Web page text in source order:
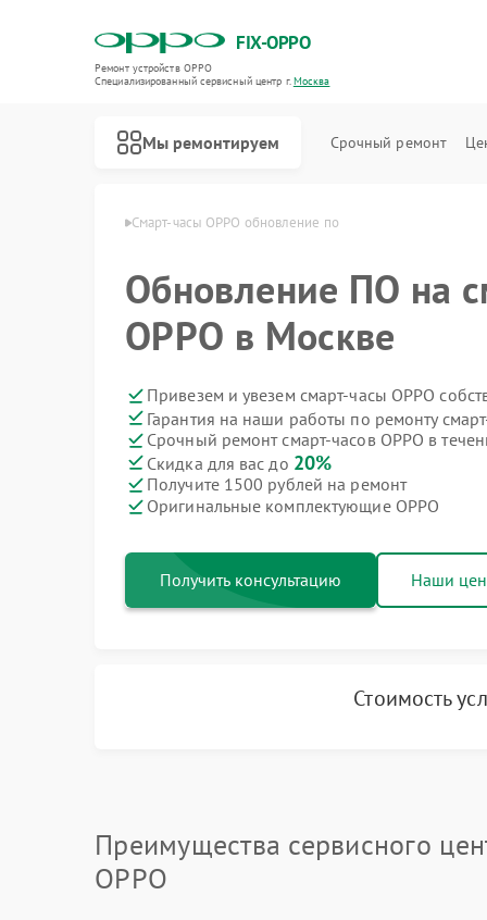
FIX-OPPO
Ремонт устройств OPPO
Специализированный cервисный центр г.Москва
Мы ремонтируем Срочный ремонт
Смарт-часы OPPO обновление по
Обновление ПО на
OPPO в Москве
Привезем и увезем смарт-часы OPPO
Гарантия на наши работы по ремонту
Срочный ремонт смарт-часов OPPO в
Скидка для вас до 20%
Получите 1500 рублей на ремонт
Оригинальные комплектующие OPPO
Получить консультацию Наши
Стоимость
Преимущества сервисного
OPPO